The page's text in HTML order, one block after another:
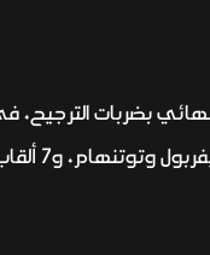
بضربات الترجيح،